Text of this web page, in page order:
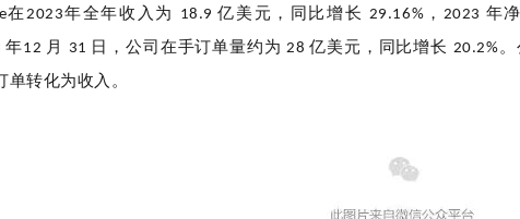
在 2023年全年收入为 18.9亿美元，同比增长 29.16% ， 2023 年
年12 月 31 日，公司在手订单量约为 28亿美元，同比增长 20.2%
单转化为收入。